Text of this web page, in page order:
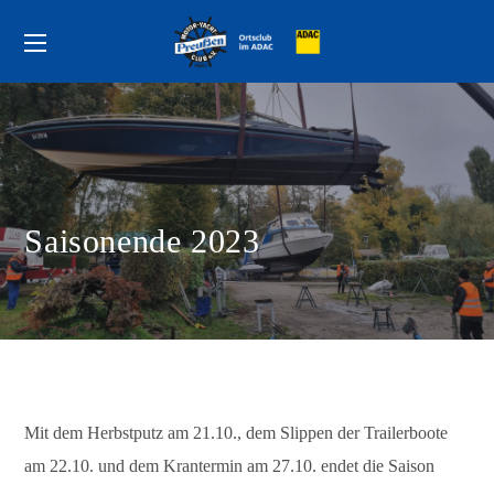
Saisonende 2023
Mit dem Herbstputz am 21.10., dem Slippen der Trailerboote
am 22.10. und dem Krantermin am 27.10. endet die Saison